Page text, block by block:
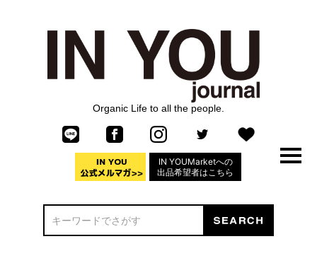
Organic Life to all the people.
IN YOUMarketへの
出品希望者はこちら